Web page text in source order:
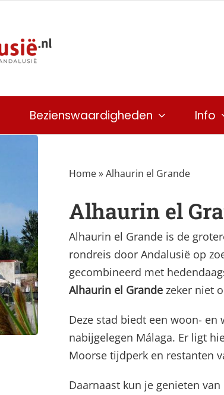
Bezienswaardigheden Info
Home»Alhaurin el Grande
Alhaurin el
Alhaurin el Grande is de
rondreis door Andalusië op
gecombineerd met
Alhaurin el Grande zeker niet
Deze stad biedt een woon-
nabijgelegen Málaga. Er ligt
Moorse tijdperk en restanten
Daarnaast kun je genieten